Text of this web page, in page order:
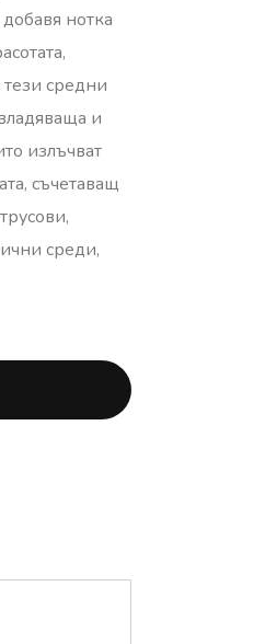
нотка
средни
и
излъчват
съчетаващ
среди,